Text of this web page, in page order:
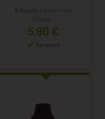
E liquide Cassis Frais
Cirkus...
Prix
5,90 €
En stock